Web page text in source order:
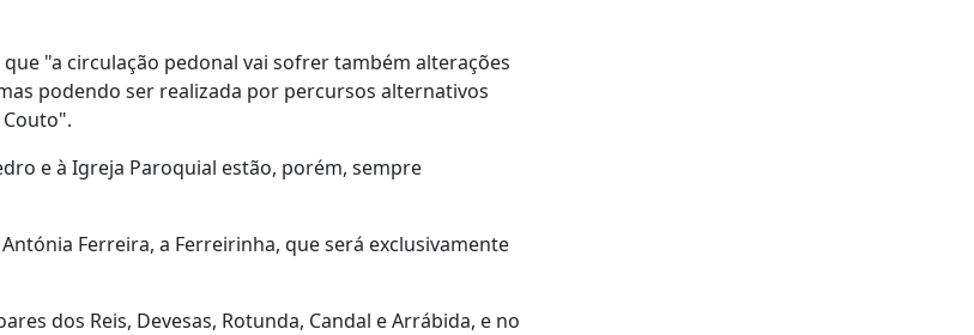
"a circulação pedonal vai sofrer também alterações
podendo ser realizada por percursos alternativos
e à Igreja Paroquial estão, porém, sempre
Ferreira, a Ferreirinha, que será exclusivamente
dos Reis, Devesas, Rotunda, Candal e Arrábida, e no